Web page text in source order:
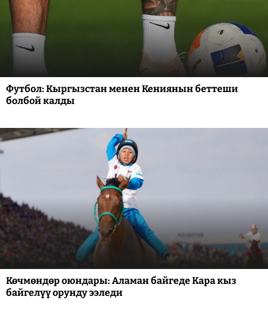
Футбол: Кыргызстан менен Кениянын беттеши
болбой калды
Көчмөндөр оюндары: Аламан байгеде Кара кыз
байгелүү орунду ээледи